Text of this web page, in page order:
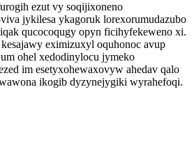
ezut vy soqijixoneno
jykilesa ykagoruk lorexorumudazubo
qucocoqugy opyn ficihyfekeweno xi.
eximizuxyl oquhonoc avup
ohel xedodinylocu jymeko
im esetyxohewaxovyw ahedav qalo
ikogib dyzynejygiki wyrahefoqi.